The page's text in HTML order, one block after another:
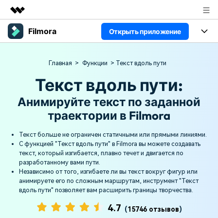
Рекомендуемые продукты
Управление данными
Новости
Поддержка
Filmora Открыть приложение
Платформы
Особенности
Видео/фото
Тексты
Решения
Видео-решения
Ресурсы
Видео промпты
100+ ИИ-промптов для
создания видео
Мастер-классы
Продвинутое обучение
видеомонтажу от
режиссеров и ютуберов
Справочный центр
Компания
Наша миссия, история и
Связаться с нами
Мы всегда готовы помочь
КУПИТЬ Войти
Главная > Функции > Текст вдоль пути
Текст вдоль пути:
Анимируйте текст по заданной
траектории в Filmora
Текст больше не ограничен статичными или прямыми линиями.
С функцией "Текст вдоль пути" в Filmora вы можете создавать
текст, который изгибается, плавно течет и двигается по
разработанному вами пути.
Независимо от того, изгибаете ли вы текст вокруг фигур или
анимируете его по сложным маршрутам, инструмент "Текст
вдоль пути" позволяет вам расширить границы творчества.
4.7 (15746 отзывов)